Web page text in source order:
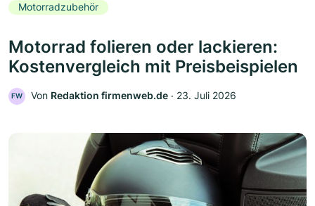
Motorradzubehör
Motorrad folieren oder lackieren:
Kostenvergleich mit Preisbeispielen
FW Von Redaktion firmenweb.de ‧ 23. Juli 2026